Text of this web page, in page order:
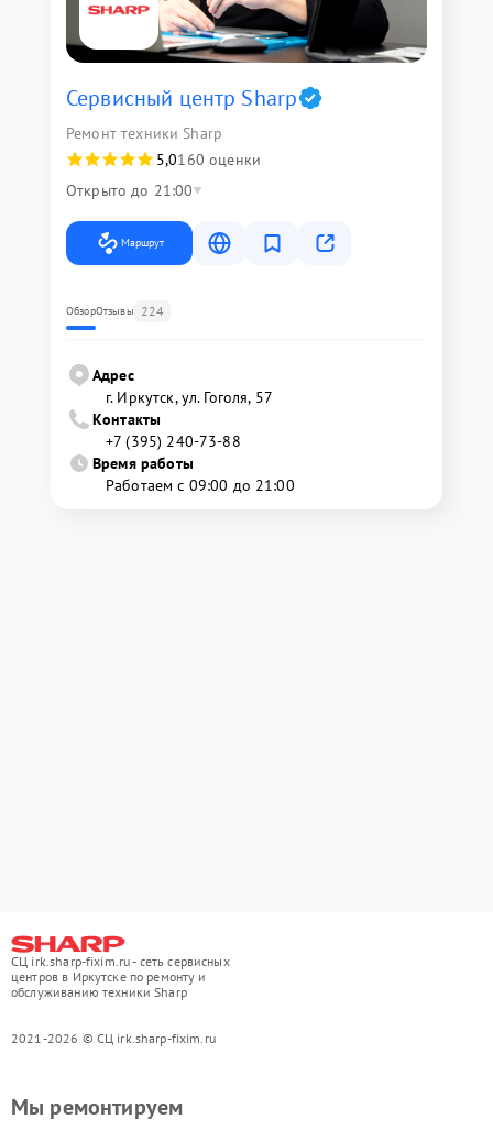
Сервисный центр Sharp
Ремонт техники Sharp
5,0160 оценки
Открыто до 21:00
Маршрут
ОбзорОтзывы 224
Адрес
г. Иркутск, ул. ​Гоголя, 57
Контакты
+7 (395) 240-73-88
Время работы
Работаем с 09:00 до 21:00
СЦ irk.sharp-fixim.ru - сеть сервисных
центров в Иркутске по ремонту и
обслуживанию техники Sharp
2021-2026 © СЦ irk.sharp-fixim.ru
Мы ремонтируем